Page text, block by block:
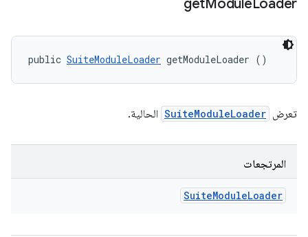
getModuleLoader
public SuiteModuleLoader getModuleLoader ()
تعرض SuiteModuleLoader الحالية.
المرتجعات
SuiteModuleLoader